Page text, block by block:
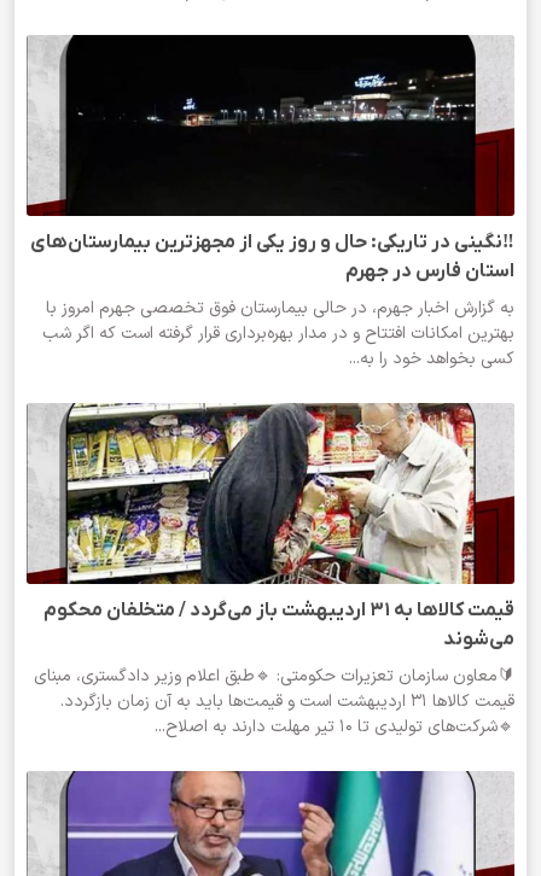
‼️نگینی در تاریکی: حال و روز یکی از مجهزترین بیمارستان‌های
استان فارس در جهرم
به گزارش اخبار جهرم، در حالی بیمارستان فوق تخصصی جهرم امروز با
بهترین امکانات افتتاح و در مدار بهره‌برداری قرار گرفته است که اگر شب
کسی بخواهد خود را به...
قیمت‌ کالاها به ۳۱ اردیبهشت باز می‌گردد / متخلفان محکوم
می‌شوند
🔰معاون سازمان تعزیرات حکومتی: 🔹طبق اعلام وزیر دادگستری، مبنای
قیمت کالا‌ها ۳۱ اردیبهشت است و قیمت‌ها باید به آن زمان بازگردد.
🔹شرکت‌های تولیدی تا ۱۰ تیر مهلت دارند به اصلاح...